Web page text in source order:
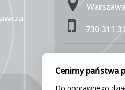
730 311
Polskiego 114
Cenimy państwa